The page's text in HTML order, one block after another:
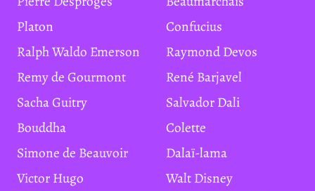
Platon
Confucius
Ralph Waldo Emerson
Raymond Devos
Remy de Gourmont
René Barjavel
Sacha Guitry
Salvador Dali
Bouddha
Colette
Simone de Beauvoir
Dalaï-lama
Victor Hugo
Walt Disney